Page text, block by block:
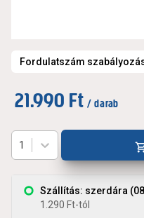
Fordulatszám
21.990 Ft / darab
Szállítás: szerdára
1.290 Ft-tól
1